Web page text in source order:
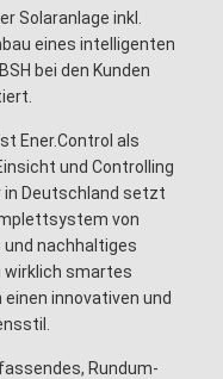
Solaranlage inkl.
eines intelligenten
bei den Kunden
Ener.Control als
und Controlling
in Deutschland setzt
von
und nachhaltiges
wirklich smartes
innovativen und
Rundum-